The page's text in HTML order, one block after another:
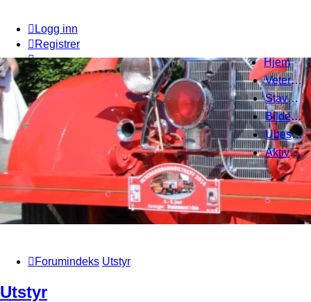
Logg inn
Registrer
Hjem
Veteranbrannbiltreff 2008
Stavanger Brannbilklubb
Bildegalleri
Ubesvarte innlegg
Aktive emner
Forumindeks Utstyr
Utstyr